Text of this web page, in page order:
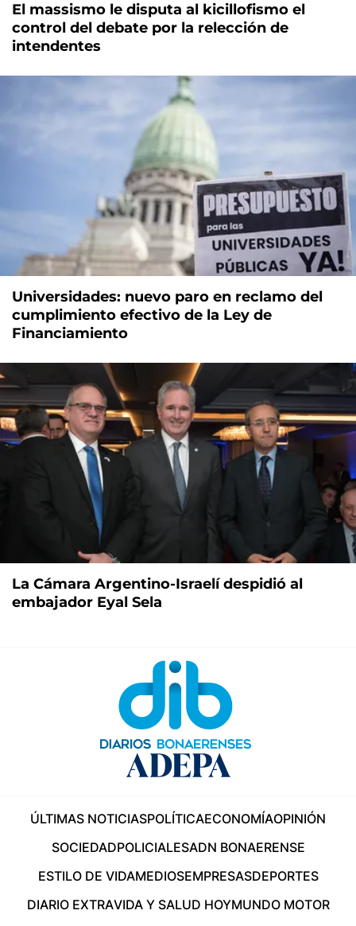
El massismo le disputa al kicillofismo el
control del debate por la relección de
intendentes
Universidades: nuevo paro en reclamo del
cumplimiento efectivo de la Ley de
Financiamiento
La Cámara Argentino-Israelí despidió al
embajador Eyal Sela
ÚLTIMAS NOTICIASPOLÍTICAECONOMÍAOPINIÓN
SOCIEDADPOLICIALESADN BONAERENSE
ESTILO DE VIDAMEDIOSEMPRESASDEPORTES
DIARIO EXTRAVIDA Y SALUD HOYMUNDO MOTOR